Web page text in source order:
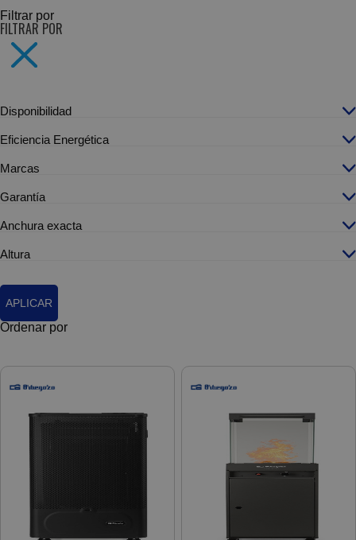
Filtrar por
FILTRAR POR
Disponibilidad
Eficiencia Energética
Marcas
Garantía
Anchura exacta
Altura
APLICAR
Ordenar por